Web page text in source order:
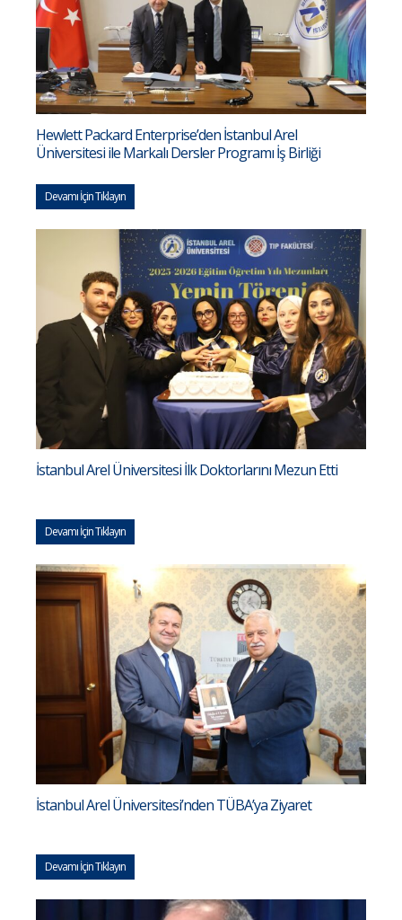
Hewlett Packard Enterprise’den İstanbul Arel
Üniversitesi ile Markalı Dersler Programı İş Birliği
Devamı İçin Tıklayın
İstanbul Arel Üniversitesi İlk Doktorlarını Mezun Etti
Devamı İçin Tıklayın
İstanbul Arel Üniversitesi’nden TÜBA’ya Ziyaret
Devamı İçin Tıklayın